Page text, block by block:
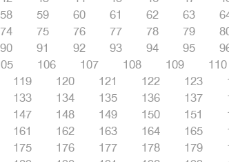
58 59 60 61 62 63
74 75 76 77 78 79
90 91 92 93 94 95
106 107 108 109
110
119 120 121 122 123
133 134 135 136 137
147 148 149 150 151
161 162 163 164 165
175 176 177 178 179